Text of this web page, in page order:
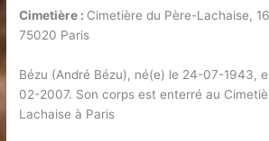
Cimetière : Cimetière du Père-Lachaise,
75020 Paris
Bézu (André Bézu), né(e) le 24-07-1943,
02-2007. Son corps est enterré au
Lachaise à Paris